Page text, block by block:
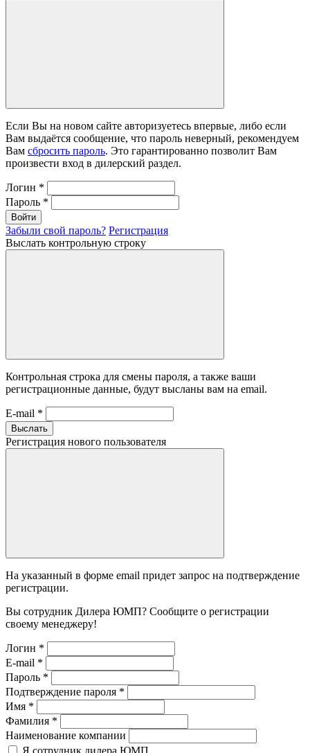
Если Вы на новом сайте авторизуетесь впервые, либо если
Вам выдаётся сообщение, что пароль неверный, рекомендуем
Вам сбросить пароль. Это гарантированно позволит Вам
произвести вход в дилерский раздел.
Логин *
Пароль *
Войти
Забыли свой пароль? Регистрация
Выслать контрольную строку
Контрольная строка для смены пароля, а также ваши
регистрационные данные, будут высланы вам на email.
E-mail *
Выслать
Регистрация нового пользователя
На указанный в форме email придет запрос на подтверждение
регистрации.
Вы сотрудник Дилера ЮМП? Сообщите о регистрации
своему менеджеру!
Логин *
E-mail *
Пароль *
Подтверждение пароля *
Имя *
Фамилия *
Наименование компании
Я сотрудник дилера ЮМП